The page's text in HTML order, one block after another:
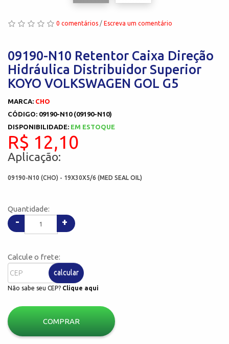
0 comentários / Escreva um comentário
09190-N10 Retentor Caixa Direção
Hidráulica Distribuidor Superior
KOYO VOLKSWAGEN GOL G5
MARCA: CHO
CÓDIGO: 09190-N10 (09190-N10)
DISPONIBILIDADE: EM ESTOQUE
R$ 12,10
Aplicação:
09190-N10 (CHO) - 19X30X5/6 (MED SEAL OIL)
Quantidade:
- +
Calcule o frete:
calcular
Não sabe seu CEP? Clique aqui
COMPRAR